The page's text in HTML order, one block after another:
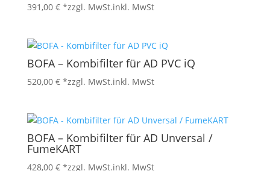
391,00 € *zzgl. MwSt.inkl. MwSt
BOFA – Kombifilter für AD PVC iQ
520,00 € *zzgl. MwSt.inkl. MwSt
BOFA – Kombifilter für AD Unversal /
FumeKART
428,00 € *zzgl. MwSt.inkl. MwSt